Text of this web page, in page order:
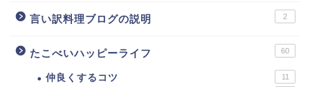
言い訳料理ブログの説明 2
たこべいハッピーライフ 60
仲良くするコツ 11